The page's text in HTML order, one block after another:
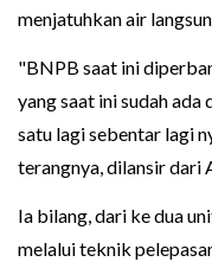
menjatuhkan air
"BNPB saat ini
yang saat ini sudah ada
satu lagi sebentar lagi
terangnya, dilansir dari
Ia bilang, dari ke dua
melalui teknik